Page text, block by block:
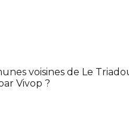
voisines de Le
Vivop ?